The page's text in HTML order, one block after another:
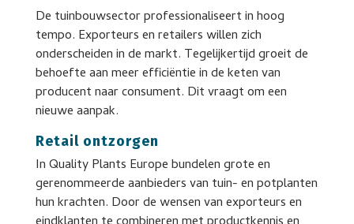
De tuinbouwsector professionaliseert in hoog
tempo. Exporteurs en retailers willen zich
onderscheiden in de markt. Tegelijkertijd groeit de
behoefte aan meer efficiëntie in de keten van
producent naar consument. Dit vraagt om een
nieuwe aanpak.
Retail ontzorgen
In Quality Plants Europe bundelen grote en
gerenommeerde aanbieders van tuin- en potplanten
hun krachten. Door de wensen van exporteurs en